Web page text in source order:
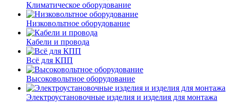
Климатическое оборудование
Низковольтное оборудование
Кабели и провода
Всё для КПП
Высоковольтное оборудование
Электроустановочные изделия и изделия для монтажа